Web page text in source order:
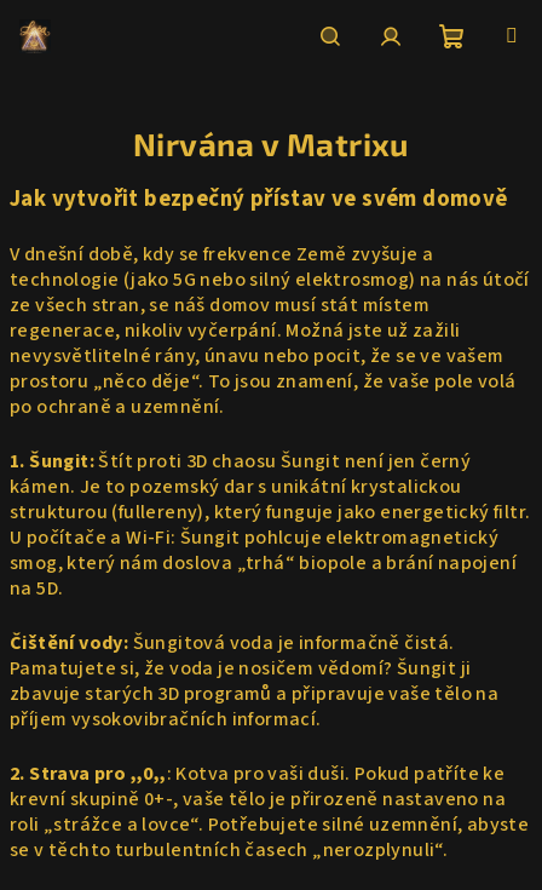
obsah
Nirvána v Matrixu
Jak vytvořit bezpečný přístav ve svém domově
V dnešní době, kdy se frekvence Země zvyšuje a
technologie (jako 5G nebo silný elektrosmog) na nás útočí
ze všech stran, se náš domov musí stát místem
regenerace, nikoliv vyčerpání. Možná jste už zažili
nevysvětlitelné rány, únavu nebo pocit, že se ve vašem
prostoru „něco děje“. To jsou znamení, že vaše pole volá
po ochraně a uzemnění.
1. Šungit:Štít proti 3D chaosu Šungit není jen černý
kámen. Je to pozemský dar s unikátní krystalickou
strukturou (fullereny), který funguje jako energetický filtr.
U počítače a Wi-Fi: Šungit pohlcuje elektromagnetický
smog, který nám doslova „trhá“ biopole a brání napojení
na 5D.
Čištění vody:Šungitová voda je informačně čistá.
Pamatujete si, že voda je nosičem vědomí? Šungit ji
zbavuje starých 3D programů a připravuje vaše tělo na
příjem vysokovibračních informací.
2. Strava pro ,,0,,: Kotva pro vaši duši. Pokud patříte ke
krevní skupině 0+-, vaše tělo je přirozeně nastaveno na
roli „strážce a lovce“. Potřebujete silné uzemnění, abyste
se v těchto turbulentních časech „nerozplynuli“.